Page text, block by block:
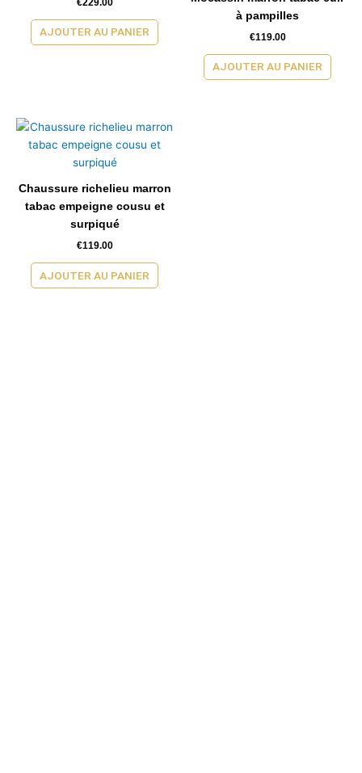
AJOUTER AU PANIER
à pampilles
€119.00
AJOUTER AU PANIER
Chaussure richelieu marron
tabac empeigne cousu et
surpiqué
€119.00
AJOUTER AU PANIER